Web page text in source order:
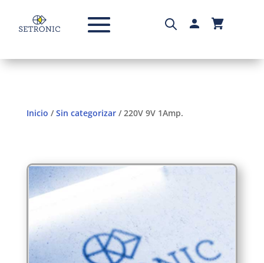
Inicio /Sin categorizar/ 220V 9V 1Amp.